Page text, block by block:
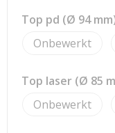
Strandtassen
Toilettassen
Waterbestendige
Top pd (Ø 94
Onbewerkt
Top laser (Ø 85
Onbewerkt